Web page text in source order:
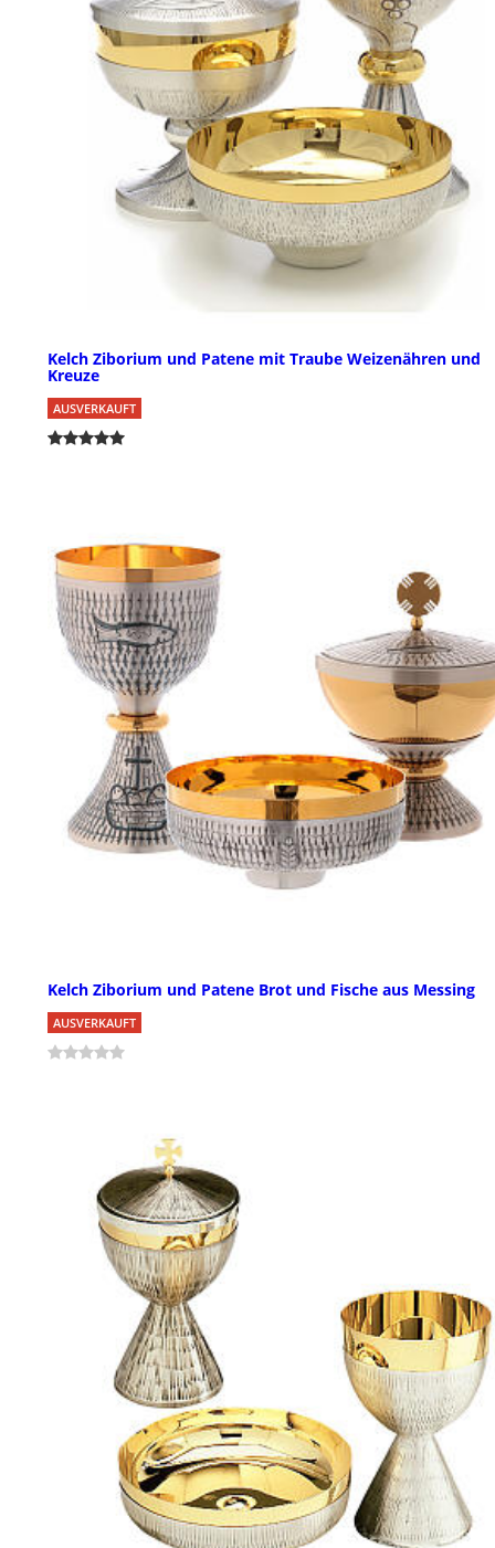
Kelch Ziborium und Patene mit Traube Weizenähren und
Kreuze
AUSVERKAUFT
Kelch Ziborium und Patene Brot und Fische aus Messing
AUSVERKAUFT